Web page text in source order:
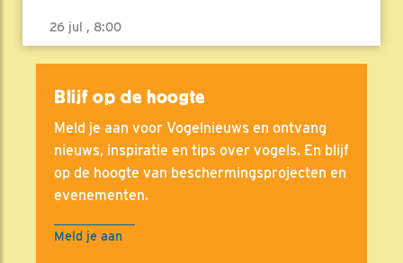
26 jul , 8:00
Blijf op de hoogte
Meld je aan voor Vogelnieuws en ontvang
nieuws, inspiratie en tips over vogels. En blijf
op de hoogte van beschermingsprojecten en
evenementen.
Meld je aan